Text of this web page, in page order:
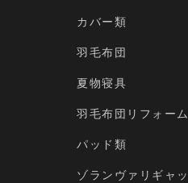
カバー類
羽毛布団
夏物寝具
羽毛布団リフォーム
パッド類
ゾランヴァリギャ